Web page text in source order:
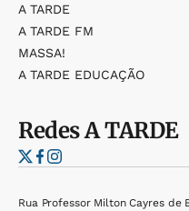
A TARDE
A TARDE FM
MASSA!
A TARDE EDUCAÇÃO
RedesA TARDE
Rua Professor Milton Cayres de